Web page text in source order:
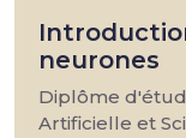
neurones
Diplôme
Artificielle et